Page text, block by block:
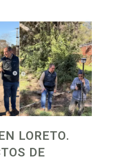
LORETO.
DE